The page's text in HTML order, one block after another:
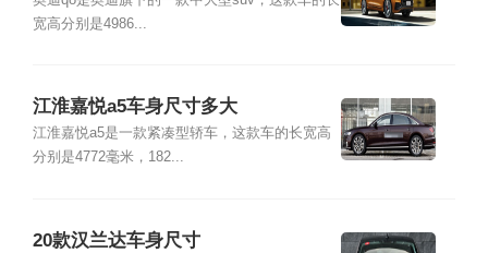
宽高分别是4986...
江淮嘉悦a5车身尺寸多大
江淮嘉悦a5是一款紧凑型轿车，这款车的长宽高
分别是4772毫米，182...
20款汉兰达车身尺寸